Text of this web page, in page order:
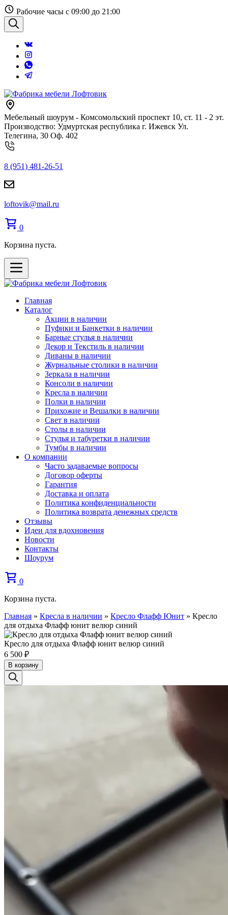
Перейти
к
содержанию
Рабочие часы с 09:00 до 21:00
Поиск
Мебельный шоурум - Комсомольский проспект 10, ст. 11 - 2 эт.
Производство: Удмуртская республика г. Ижевск Ул.
Телегина, 30 Оф. 402
8 (951) 481-26-51
loftovik@mail.ru
0
Корзина пуста.
Главная
Каталог
Акции в наличии
Пуфики и Банкетки в наличии
Барные стулья в наличии
Декор и Текстиль в наличии
Диваны в наличии
Журнальные столики в наличии
Зеркала в наличии
Консоли в наличии
Кресла в наличии
Полки в наличии
Прихожие и Вешалки в наличии
Свет в наличии
Столы в наличии
Стулья и табуретки в наличии
Тумбы в наличии
О компании
Часто задаваемые вопросы
Договор оферты
Гарантия
Доставка и оплата
Политика конфиденциальности
Политика возврата денежных средств
Отзывы
Идеи для вдохновения
Новости
Контакты
Шоурум
0
Корзина пуста.
Главная » Кресла в наличии » Кресло Флафф Юнит » Кресло
для отдыха Флафф юнит велюр синий
Кресло для отдыха Флафф юнит велюр синий
6 500 ₽
В корзину
Кресло для
отдыха
Флафф юнит
велюр синий
Основные характеристики
синий велюр, черный
Габариты товара:Ш69 х
Г69 х В69 см
Материал:Материал корпуса
мебели - металл Покрытие
корпуса - порошковое
Материал обивки - велюр
Наполнитель - холлофайбер
Размеры: